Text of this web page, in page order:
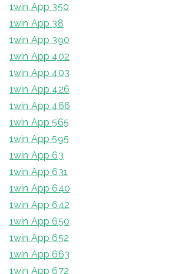
1win App 350
1win App 38
1win App 390
1win App 402
1win App 403
1win App 426
1win App 466
1win App 565
1win App 595
1win App 63
1win App 631
1win App 640
1win App 642
1win App 650
1win App 652
1win App 663
1win App 672